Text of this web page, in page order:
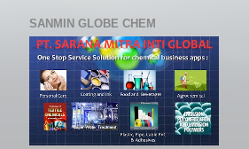
SANMIN GLOBE CHEM